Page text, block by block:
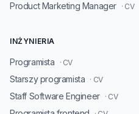
Product Marketing Manager · CV
INŻYNIERIA
Programista · CV
Starszy programista · CV
Staff Software Engineer · CV